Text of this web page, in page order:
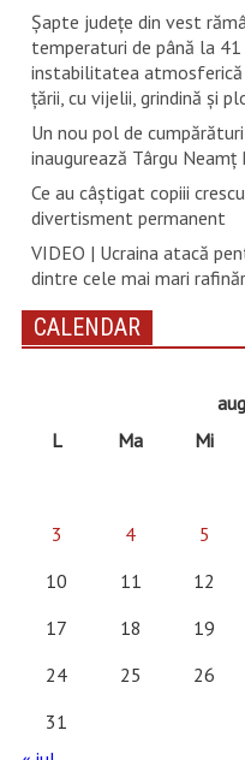
Șapte județe din vest
temperaturi de până la 41
instabilitatea atmosferică
țării, cu vijelii, grindină și
Un nou pol de
inaugurează Târgu Neamț
Ce au câștigat copiii
divertisment permanent
VIDEO | Ucraina atacă
dintre cele mai mari
CALENDAR
L
Ma Mi
3
4 5
10
11 12
17
18 19
24
25 26
31